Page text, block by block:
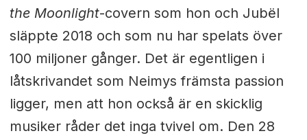
the Moonlight-covern som hon och Jubël
släppte 2018 och som nu har spelats över
100 miljoner gånger. Det är egentligen i
låtskrivandet som Neimys främsta passion
ligger, men att hon också är en skicklig
musiker råder det inga tvivel om. Den 28